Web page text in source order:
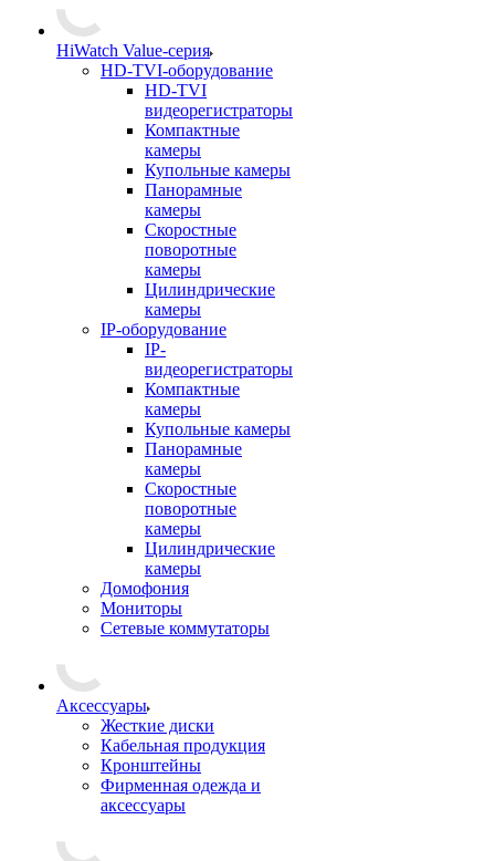
HiWatch Value-серия
HD-TVI-оборудование
HD-TVI
видеорегистраторы
Компактные
камеры
Купольные камеры
Панорамные
камеры
Скоростные
поворотные
камеры
Цилиндрические
камеры
IP-оборудование
IP-
видеорегистраторы
Компактные
камеры
Купольные камеры
Панорамные
камеры
Скоростные
поворотные
камеры
Цилиндрические
камеры
Домофония
Мониторы
Сетевые коммутаторы
Аксессуары
Жесткие диски
Кабельная продукция
Кронштейны
Фирменная одежда и
аксессуары